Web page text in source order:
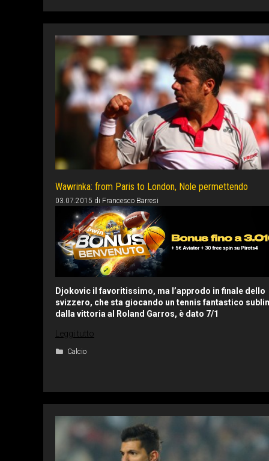
Wawrinka: from Paris to London, Nole permettendo
03.07.2015 di Francesco Barresi
Djokovic il favoritissimo, ma l’approdo in finale dello
svizzero, che sta giocando un tennis fantastico
dalla vittoria al Roland Garros, è dato 7/1
Leggi tutto
Categorie
Calcio